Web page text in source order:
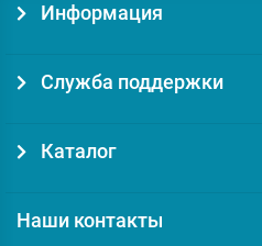
Информация
Служба поддержки
Каталог
Наши контакты